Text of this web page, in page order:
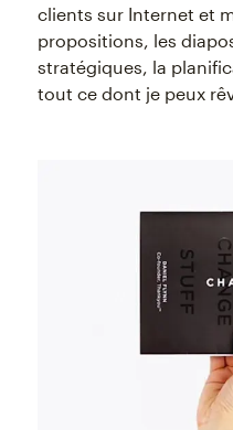
clients sur Internet et
propositions, les
stratégiques, la
tout ce dont je peux